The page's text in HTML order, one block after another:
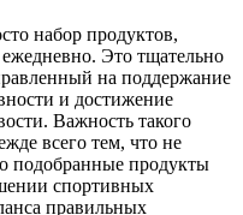
набор продуктов,
Это тщательно
на поддержание
и достижение
Важность такого
всего тем, что не
подобранные продукты
спортивных
правильных